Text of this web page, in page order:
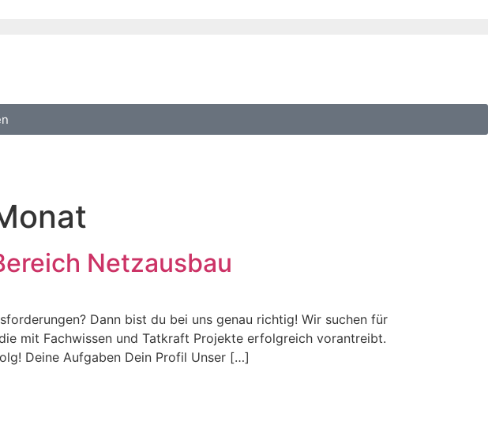
Netzausbau
Dann bist du bei uns genau richtig! Wir suchen für
mit Fachwissen und Tatkraft Projekte erfolgreich vorantreibt.
Deine Aufgaben Dein Profil Unser […]